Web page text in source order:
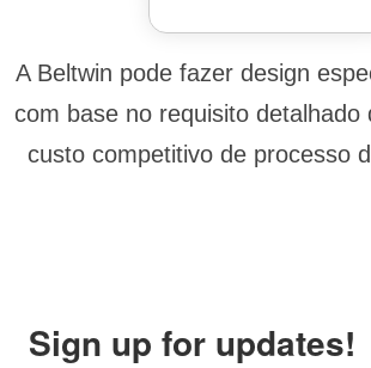
A Beltwin pode fazer design
com base no requisito detalhado
custo competitivo de processo
Sign up for updates!